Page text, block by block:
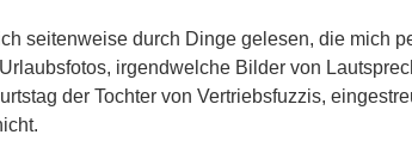
seitenweise durch Dinge gelesen, die mich
irgendwelche Bilder von
der Tochter von Vertriebsfuzzis,